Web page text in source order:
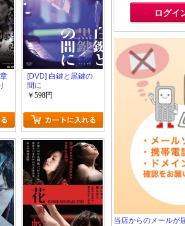
[DVD] 白鍵と黒鍵の
間に
￥598円
当店からのメールが